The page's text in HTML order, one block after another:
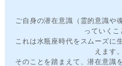
ご自身の潜在意識（霊的意識や
っていくこ
これは水瓶座時代をスムーズに
えます。
そのことを踏まえて、潜在意識